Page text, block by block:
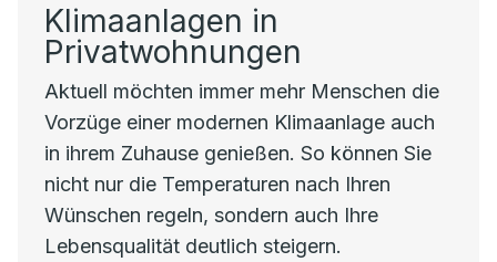
Klimaanlagen in
Privatwohnungen
Aktuell möchten immer mehr Menschen die
Vorzüge einer modernen Klimaanlage auch
in ihrem Zuhause genießen. So können Sie
nicht nur die Temperaturen nach Ihren
Wünschen regeln, sondern auch Ihre
Lebensqualität deutlich steigern.